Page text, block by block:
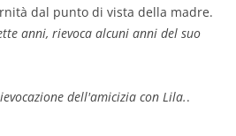
dal punto di vista della madre.
anni, rievoca alcuni anni del suo
dell'amicizia con Lila..